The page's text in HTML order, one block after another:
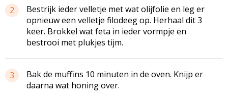
2
Bestrijk ieder velletje met wat olijfolie en leg er
opnieuw een velletje filodeeg op. Herhaal dit 3
keer. Brokkel wat feta in ieder vormpje en
bestrooi met plukjes tijm.
3
Bak de muffins 10 minuten in de oven. Knijp er
daarna wat honing over.